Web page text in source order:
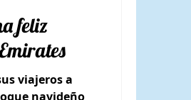
feliz
viajeros a
navideño